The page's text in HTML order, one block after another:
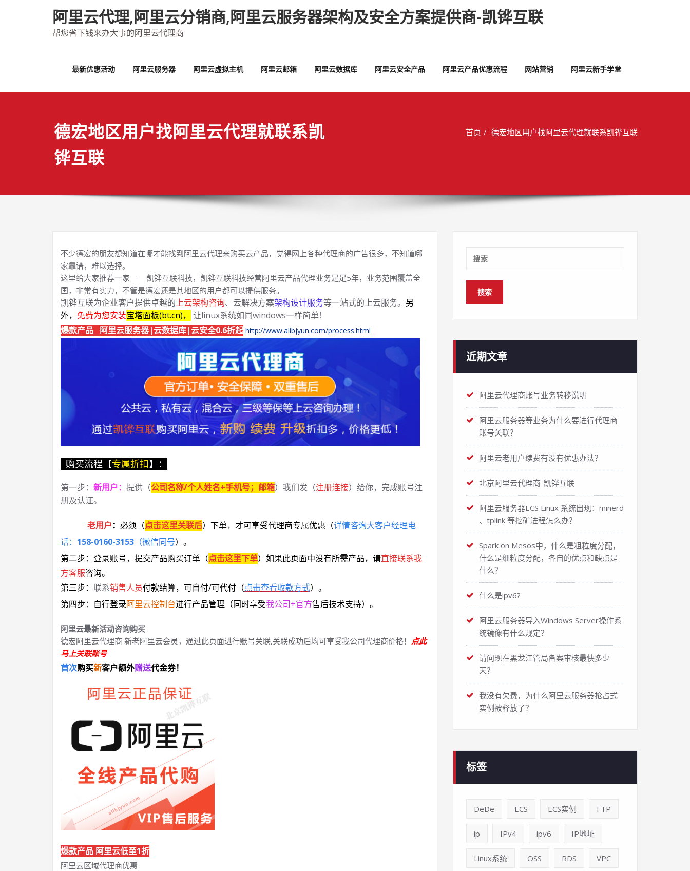
阿里云代理,阿里云分销商,阿里云服务器架构及安全方案提供商-凯铧互联
帮您省下钱来办大事的阿里云代理商
最新优惠活动 阿里云服务器 阿里云虚拟主机 阿里云邮箱 阿里云数据库 阿里云安全产品 阿里云产品优惠流程 网站营销 阿里云新手学堂
德宏地区用户找阿里云代理就联系凯
铧互联
首页 德宏地区用户找阿里云代理就联系凯铧互联
不少德宏的朋友想知道在哪才能找到阿里云代理来购买云产品，觉得网上各种代理商的广告很多，不知道哪
家靠谱，难以选择。
这里给大家推荐一家——凯铧互联科技，凯铧互联科技经营阿里云产品代理业务足足5年，业务范围覆盖全
国，非常有实力，不管是德宏还是其地区的用户都可以提供服务。
凯铧互联为企业客户提供卓越的上云架构咨询、云解决方案架构设计服务等一站式的上云服务。 另
外， 免费为您安装宝塔面板(bt.cn)，
让linux系统如同windows一样简单！
爆款产品 阿里云服务器|云数据库|云安全0.6折起 http://www.alibjyun.com/process.html
购买流程【专属折扣】：
第一步： 新用户： 提供（公司名称/个人姓名+手机号；邮箱）我们发（注册连接）给你，完成账号注
册及认证。
老用户： 必须 （点击这里关联后） 下单， 才可享受代理商专属优惠 （详情咨询大客户经理电
话： 158-0160-3153 （微信同号） 。
第二步：登录账号，提交产品购买订单（点击这里下单） 如果此页面中没有所需产品，请直接联系我
方客服咨询。
第三步： 联系销售人员付款结算，可自付/可代付（点击查看收款方式）。
第四步：自行登录阿里云控制台进行产品管理（同时享受我公司+官方售后技术支持）。
阿里云最新活动咨询购买
德宏阿里云代理商 新老阿里云会员，通过此页面进行账号关联,关联成功后均可享受我公司代理商价格！ 点此
马上关联账号
首次购买新客户额外赠送代金券！
爆款产品 阿里云低至1折
阿里云区域代理商优惠
近期文章
阿里云代理商账号业务转移说明
阿里云服务器等业务为什么要进行代理商
账号关联？
阿里云老用户续费有没有优惠办法？
北京阿里云代理商-凯铧互联
阿里云服务器ECS Linux 系统出现：minerd
、tplink 等挖矿进程怎么办？
Spark on Mesos中，什么是粗粒度分配，
什么是细粒度分配，各自的优点和缺点是
什么？
什么是ipv6?
阿里云服务器导入Windows Server操作系
统镜像有什么规定？
请问现在黑龙江管局备案审核最快多少
天？
我没有欠费，为什么阿里云服务器抢占式
实例被释放了？
标签
DeDe ECS ECS实例 FTP
ip IPv4 ipv6 IP地址
Linux系统 OSS RDS VPC